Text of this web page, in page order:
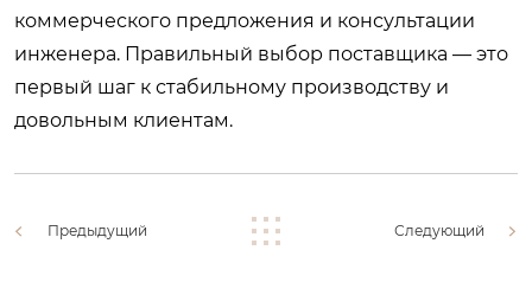
коммерческого предложения и консультации
инженера. Правильный выбор поставщика — это
первый шаг к стабильному производству и
довольным клиентам.
Предыдущий Следующий